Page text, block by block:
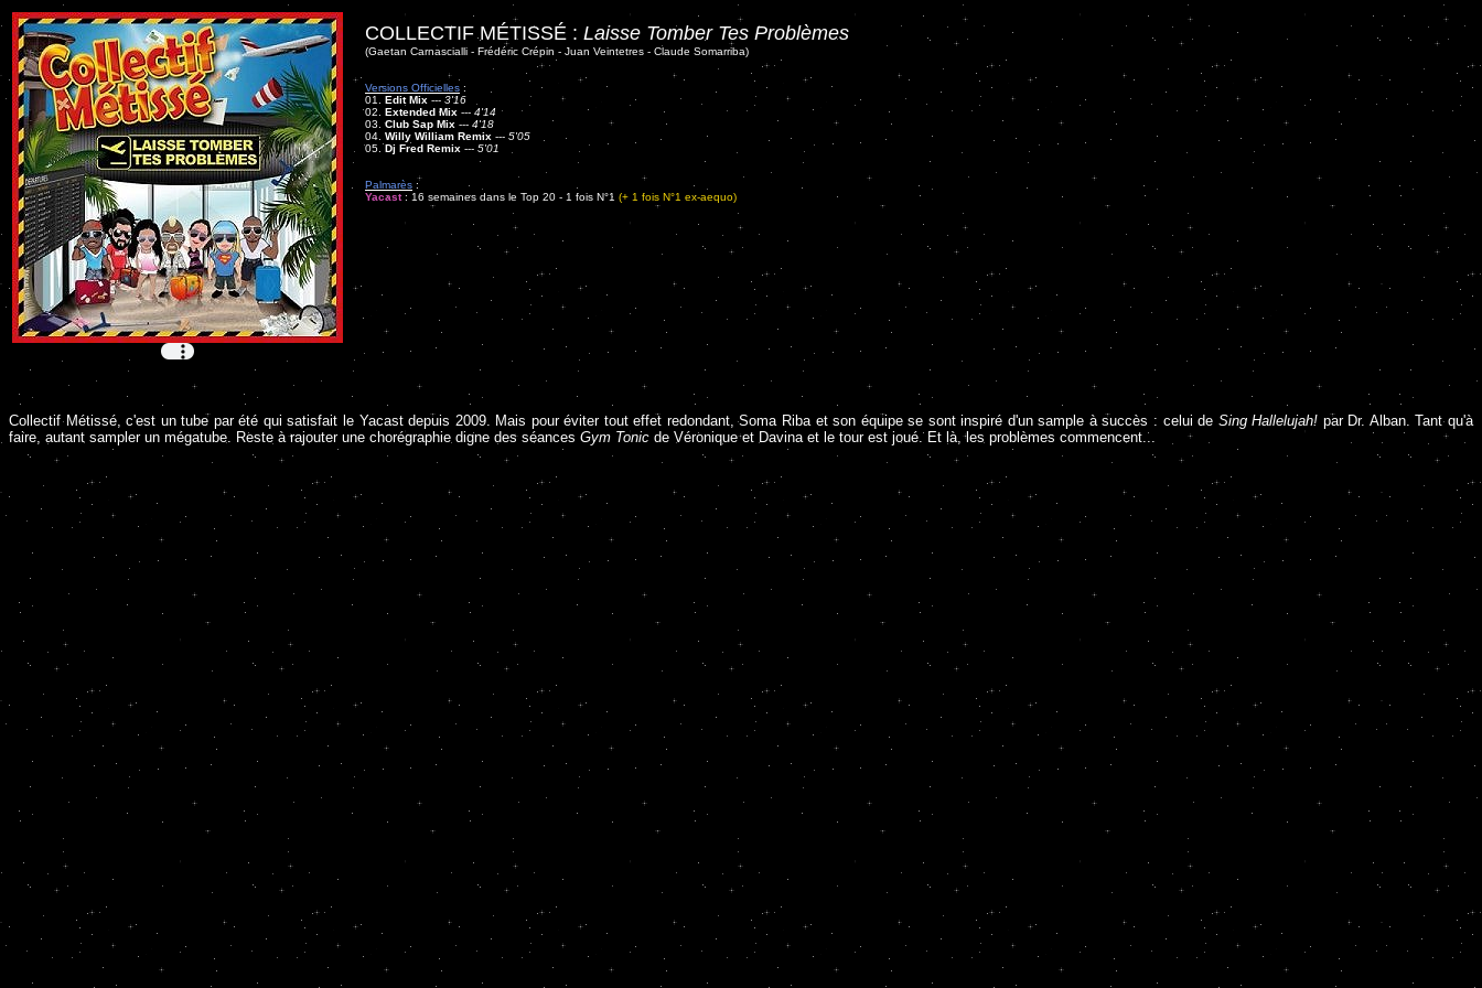
COLLECTIF MÉTISSÉ : Laisse Tomber Tes Problèmes
(Gaetan Carnascialli - Frédéric Crépin - Juan Veintetres - Claude Somarriba)
Versions Officielles :
01. Edit Mix --- 3'16
02. Extended Mix --- 4'14
03.Club Sap Mix --- 4'18
04. Willy William Remix --- 5'05
05.Dj Fred Remix --- 5'01
Palmarès :
Yacast: 16 semaines dans le Top 20 - 1 fois N°1 (+ 1 fois N°1 ex-aequo)
Collectif Métissé, c'est un tube par été qui satisfait le Yacast depuis 2009. Mais pour éviter tout effet redondant, Soma Riba et son équipe se sont inspiré d'un sample à succès : celui de Sing Hallelujah! par Dr. Alban. Tant qu'à
faire, autant sampler un mégatube. Reste à rajouter une chorégraphie digne des séances Gym Tonic de Véronique et Davina et le tour est joué. Et là, les problèmes commencent...